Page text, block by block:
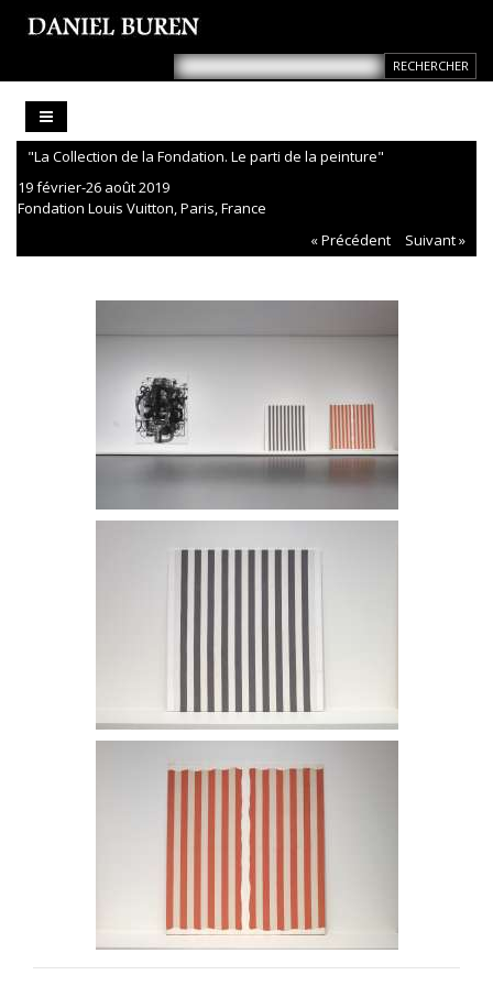
"La Collection de la Fondation. Le parti de la peinture"
19 février-26 août 2019
Fondation Louis Vuitton, Paris, France
« Précédent
Suivant »